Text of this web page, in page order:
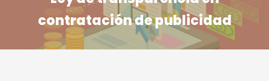
contratación de publicidad